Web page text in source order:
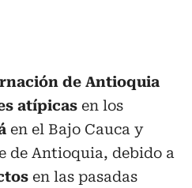
de Antioquia
atípicas en los
en el Bajo Cauca y
de Antioquia, debido a
en las pasadas